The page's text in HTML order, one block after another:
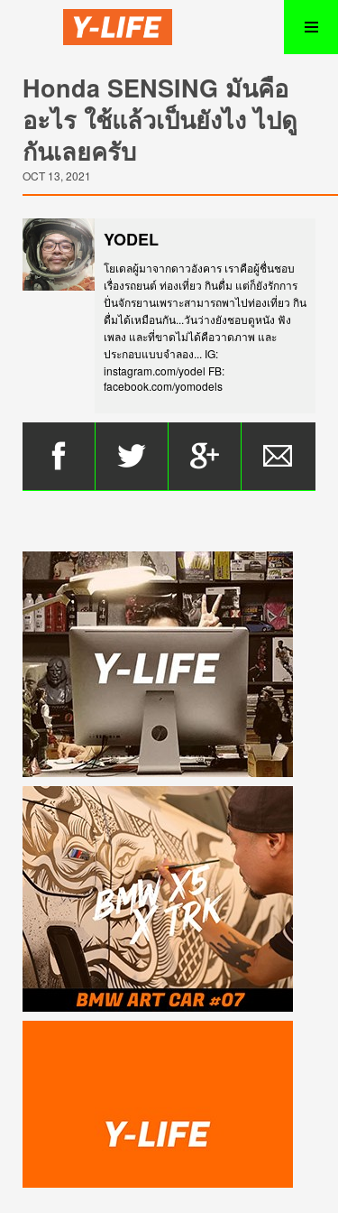
Honda SENSING มันคือ
อะไร ใช้แล้วเป็นยังไง ไปดู
กันเลยครับ
OCT 13, 2021
YODEL
โยเดลผู้มาจากดาวอังคาร เราคือผู้ชื่นชอบ
เรื่องรถยนต์ ท่องเที่ยว กินดื่ม แต่ก็ยังรักการ
ปั่นจักรยานเพราะสามารถพาไปท่องเที่ยว กิน
ดื่มได้เหมือนกัน...วันว่างยังชอบดูหนัง ฟัง
เพลง และที่ขาดไม่ได้คือวาดภาพ และ
ประกอบแบบจำลอง... IG:
instagram.com/yodel FB:
facebook.com/yomodels